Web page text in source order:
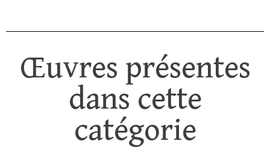
Œuvres présentes
dans cette
catégorie